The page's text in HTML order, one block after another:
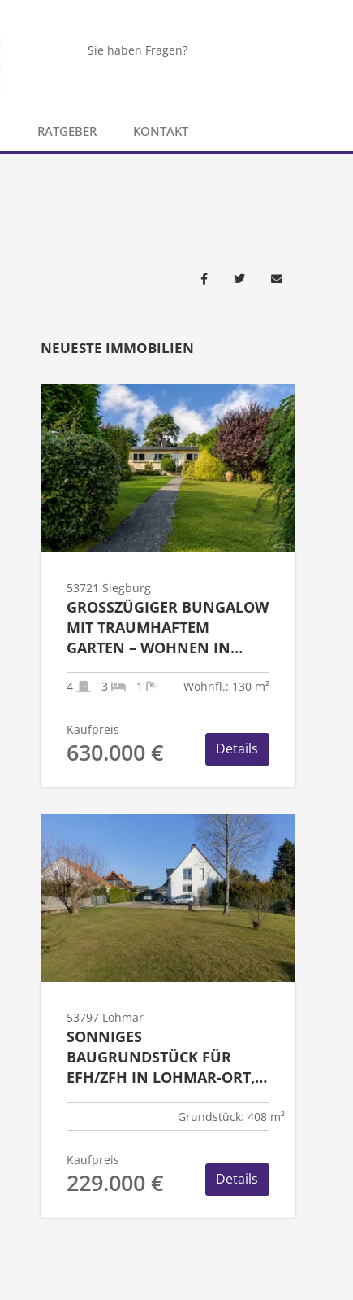
Sie haben Fragen?
RATGEBER KONTAKT
NEUESTE IMMOBILIEN
53721 Siegburg
GROSSZÜGIGER BUNGALOW M
IT TRAUMHAFTEM G
ARTEN – WOHNEN IN Z
ENTRALER LAGE VON S
IEGBURG
4 3 1 Wohnfl.: 130 m²
Kaufpreis
630.000 € Details
53797 Lohmar
SONNIGES
BAUGRUNDSTÜCK FÜR
EFH/ZFH IN LOHMAR-ORT,
WALDRAND
Grundstück: 408 m²
Kaufpreis
229.000 € Details